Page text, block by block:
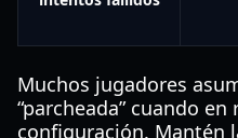
Muchos jugadores
“parcheada” cuando
configuración. Mantén